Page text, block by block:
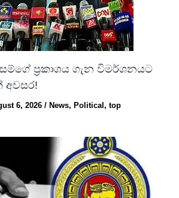
ප්‍රකාශය ගැන විමර්ශනයට
6, 2026/ News, Political,top